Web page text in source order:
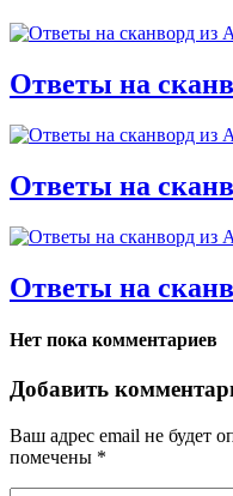
Ответы на
Ответы на
Ответы на
Нет пока комментариев
Добавить
Ваш адрес email не будет
помечены *